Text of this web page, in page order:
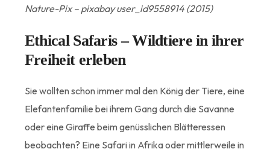
Nature-Pix – pixabay user_id9558914 (2015)
Ethical Safaris – Wildtiere in ihrer
Freiheit erleben
Sie wollten schon immer mal den König der Tiere, eine
Elefantenfamilie bei ihrem Gang durch die Savanne
oder eine Giraffe beim genüsslichen Blätteressen
beobachten? Eine Safari in Afrika oder mittlerweile in